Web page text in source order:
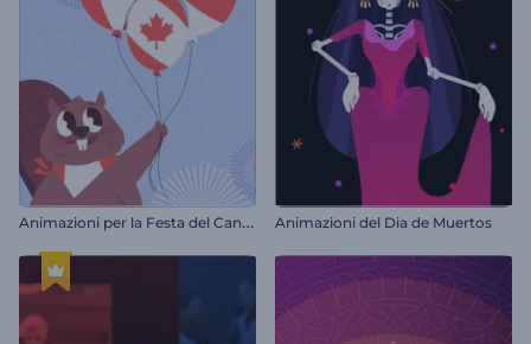
A
nimazioni per la Festa del Canada Animazioni del Dia de Muertos